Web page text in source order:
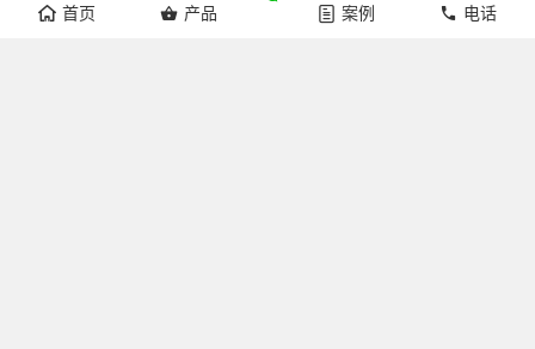
首页 产品 案例 电话